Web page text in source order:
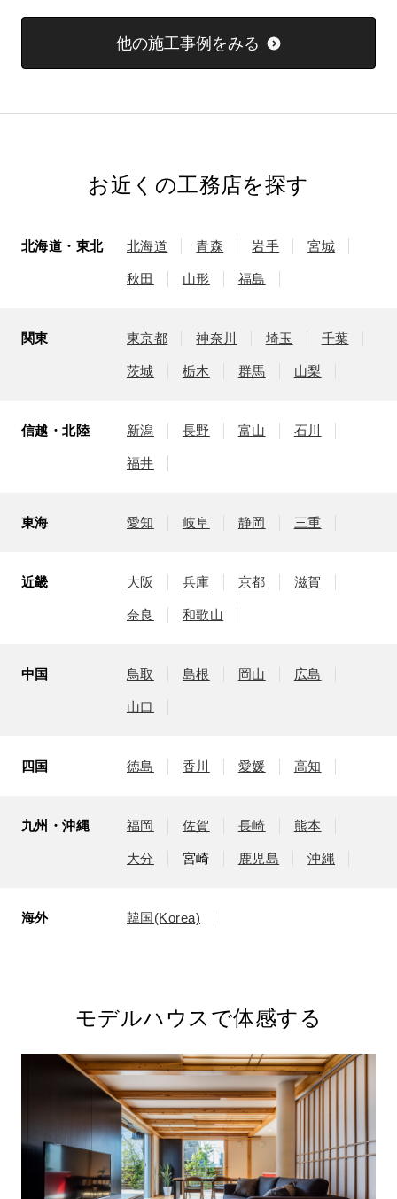
他の施工事例をみる
お近くの工務店を探す
北海道・東北 北海道 青森 岩手 宮城
秋田 山形 福島
関東 東京都 神奈川 埼玉 千葉
茨城 栃木 群馬 山梨
信越・北陸 新潟 長野 富山 石川
福井
東海 愛知 岐阜 静岡 三重
近畿 大阪 兵庫 京都 滋賀
奈良 和歌山
中国 鳥取 島根 岡山 広島
山口
四国 徳島 香川 愛媛 高知
九州・沖縄 福岡 佐賀 長崎 熊本
大分 宮崎 鹿児島 沖縄
海外 韓国(Korea)
モデルハウスで体感する